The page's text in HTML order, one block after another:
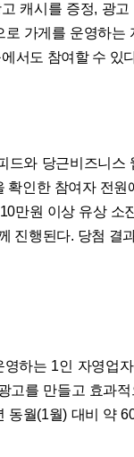
캐시를 증정, 광
가게를 운영하는
서도 참여할 수 있
드와 당근비즈니
확인한 참여자 전
만원 이상 유상 소
진행된다. 당첨 결
하는 1인 자영업
고를 만들고 효과
월(1월) 대비 약